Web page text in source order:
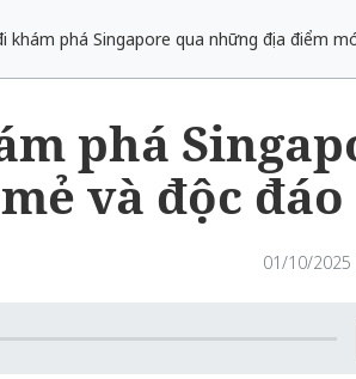
khám phá Singapore qua những địa điểm
phá
và độc đáo
01/10/2025